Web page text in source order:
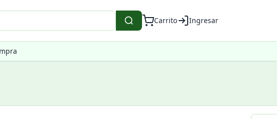
Carrito Ingresar